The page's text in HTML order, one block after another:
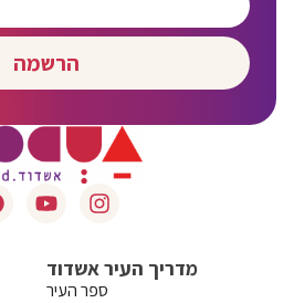
הרשמה
מדריך העיר אשדוד
ספר העיר